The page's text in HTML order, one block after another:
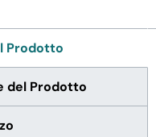
Prodotto
del Prodotto